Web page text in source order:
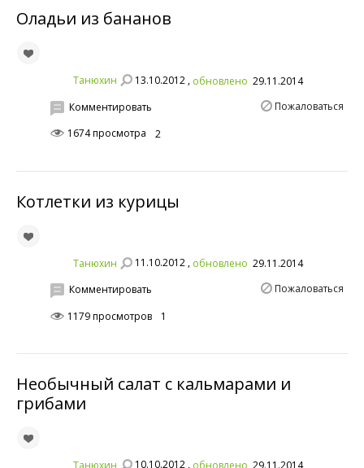
Оладьи из бананов
Танюхин 13.10.2012 , обновлено 29.11.2014
Пожаловаться
Комментировать
1674 просмотра
2
Котлетки из курицы
Танюхин 11.10.2012 , обновлено 29.11.2014
Пожаловаться
Комментировать
1179 просмотров
1
Необычный салат с кальмарами и
грибами
Танюхин 10.10.2012 ,